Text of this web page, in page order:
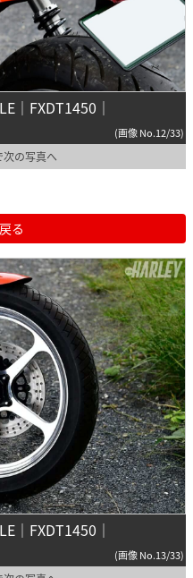
｜FXDT1450｜
(画像 No.12/33)
次の写真へ
る
｜FXDT1450｜
(画像 No.13/33)